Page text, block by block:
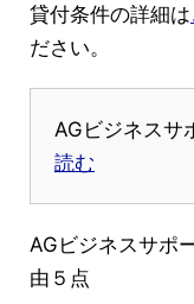
貸付条件の詳細は
ださい。
AGビジネス
読む
AGビジネスサポ
由５点